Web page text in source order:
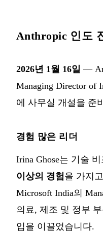
Anthropic 인도
2026년 1월 16일 —
Managing Director of
에 사무실 개설을 준
경험 많은 리더
Irina Ghose는 기술
이상의 경험을 가지
Microsoft India의
의료, 제조 및 정부
입을 이끌었습니다.